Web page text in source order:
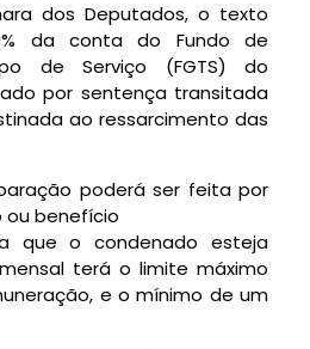
dos Deputados, o texto
da conta do Fundo de
de Serviço (FGTS) do
por sentença transitada
ao ressarcimento das
poderá ser feita por
ou benefício
que o condenado esteja
terá o limite máximo
e o mínimo de um